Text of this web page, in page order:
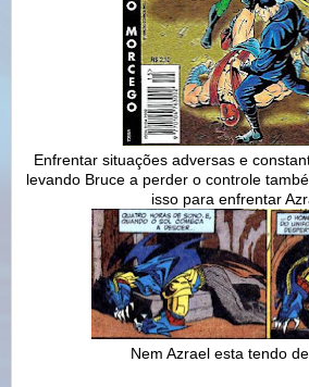
Enfrentar situações adversas e
levando Bruce a perder o controle
isso para enfrentar
Nem Azrael esta tendo